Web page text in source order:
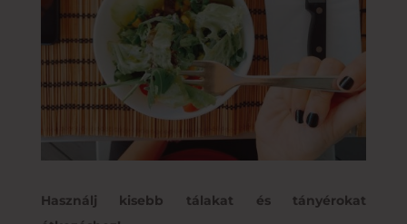
Használj kisebb tálakat és tányérokat